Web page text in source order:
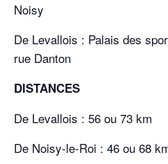
Noisy
De Levallois : Palais des
rue Danton
DISTANCES
De Levallois : 56 ou 73 km
De Noisy-le-Roi : 46 ou 68